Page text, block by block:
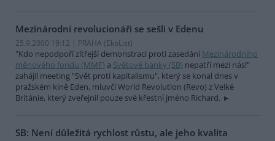
Mezinárodní revolucionáři se sešli v Edenu
25.9.2000 19:12 | PRAHA (EkoList)
"Kdo nepodpoří zítřejší demonstraci proti zasedání Mezinárodního
měnového fondu (MMF) a Světové banky (SB) nepatří mezi nás!"
zahájil meeting "Svět proti kapitalismu", který se konal dnes v
pražském kině Eden, mluvčí World Revolution (Revo) z Velké
Británie, který zveřejnil pouze své křestní jméno Richard.
SB: Není důležitá rychlost růstu, ale jeho kvalita